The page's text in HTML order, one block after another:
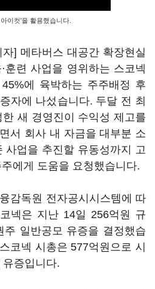
이컷'을 활용했습니다.
] 메타버스 대공간 확장현실
훈련 사업을 영위하는 스코넥
에 육박하는 주주배정 후
자에 나섰습니다. 두달 전 최
새 경영진이 수익성 제고를
서 회사 내 자금을 대부분 소
사업을 추진할 유동성까지 고
에게 도움을 요청했습니다.
감독원 전자공시시스템에 따
넥은 지난 14일 256억원 규
일반공모 유증을 결정했습
코넥 시총은 577억원으로 시
증입니다.